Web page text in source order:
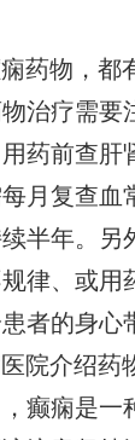
药物，都
治疗需要
药前查肝
月复查血
半年。另
律、或用
者的身心
院介绍药
癫痫是一